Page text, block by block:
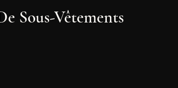
Sous-Vêtements